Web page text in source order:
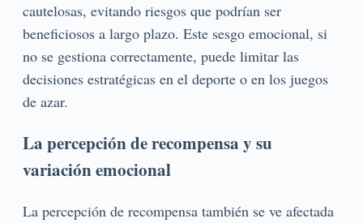
cautelosas, evitando riesgos que podrían ser
beneficiosos a largo plazo. Este sesgo emocional, si
no se gestiona correctamente, puede limitar las
decisiones estratégicas en el deporte o en los juegos
de azar.
La percepción de recompensa y su
variación emocional
La percepción de recompensa también se ve afectada